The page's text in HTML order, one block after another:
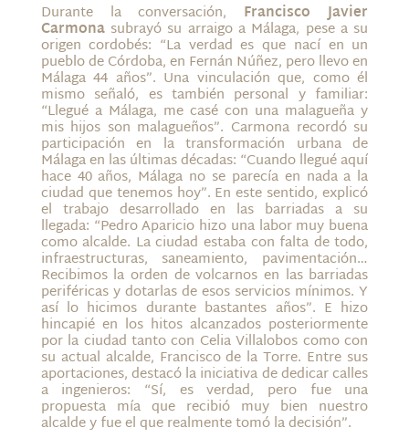
Durante la conversación, Francisco Javier
Carmonasubrayó su arraigo a Málaga, pese a su
origen cordobés: “La verdad es que nací en un
pueblo de Córdoba, en Fernán Núñez, pero llevo en
Málaga 44 años”. Una vinculación que, como él
mismo señaló, es también personal y familiar:
“Llegué a Málaga, me casé con una malagueña y
mis hijos son malagueños”. Carmona recordó su
participación en la transformación urbana de
Málaga en las últimas décadas: “Cuando llegué aquí
hace 40 años, Málaga no se parecía en nada a la
ciudad que tenemos hoy”. En este sentido, explicó
el trabajo desarrollado en las barriadas a su
llegada: “Pedro Aparicio hizo una labor muy buena
como alcalde. La ciudad estaba con falta de todo,
infraestructuras, saneamiento, pavimentación…
Recibimos la orden de volcarnos en las barriadas
periféricas y dotarlas de esos servicios mínimos. Y
así lo hicimos durante bastantes años”. E hizo
hincapié en los hitos alcanzados posteriormente
por la ciudad tanto con Celia Villalobos como con
su actual alcalde, Francisco de la Torre. Entre sus
aportaciones, destacó la iniciativa de dedicar calles
a ingenieros: “Sí, es verdad, pero fue una
propuesta mía que recibió muy bien nuestro
alcalde y fue el que realmente tomó la decisión”.